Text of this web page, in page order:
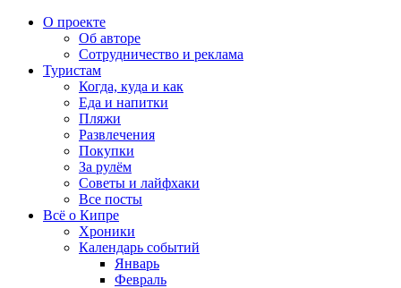
О проекте
Об авторе
Сотрудничество и реклама
Туристам
Когда, куда и как
Еда и напитки
Пляжи
Развлечения
Покупки
За рулём
Советы и лайфхаки
Все посты
Всё о Кипре
Хроники
Календарь событий
Январь
Февраль